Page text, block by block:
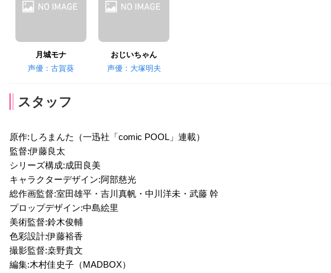
月城モナ
声優：古賀葵
おじいちゃん
声優：大塚明夫
スタッフ
原作:しろまんた（一迅社「comic POOL」連載）
監督:伊藤良太
シリーズ構成:成田良美
キャラクターデザイン:阿部慈光
総作画監督:室田雄平・吉川真帆・中川洋未・武藤 幹
プロップデザイン:中島絵里
美術監督:鈴木俊輔
色彩設計:伊藤裕香
撮影監督:桒野貴文
編集:木村佳史子（MADBOX）